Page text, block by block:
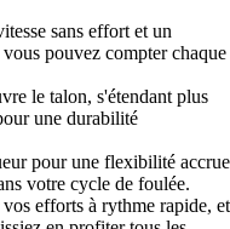
sans effort et un
pouvez compter chaque
le talon, s'étendant plus
une durabilité
pour une flexibilité accrue
votre cycle de foulée.
efforts à rythme rapide, et